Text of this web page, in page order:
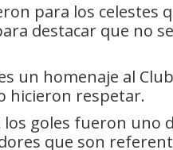
para los celestes
destacar que no
un homenaje al
hicieron respetar.
los goles fueron uno
que son